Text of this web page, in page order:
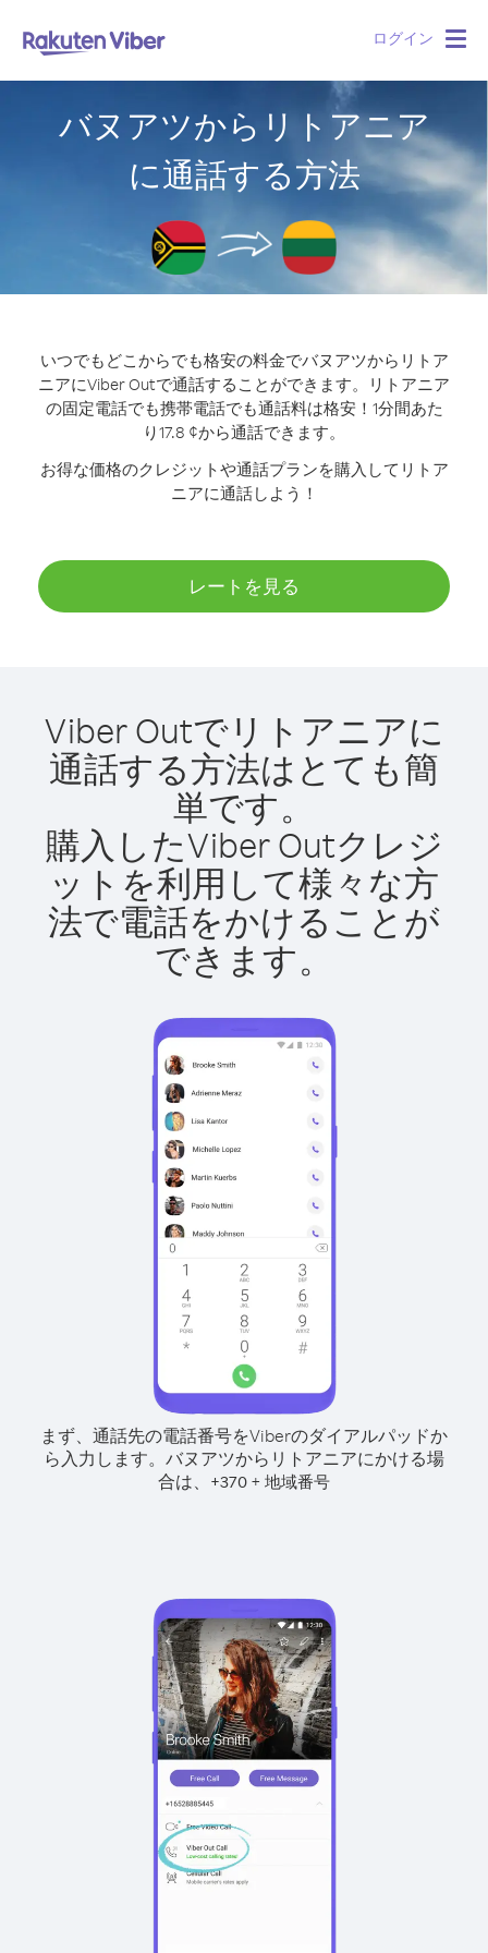
ログイン
バヌアツからリトアニア
に通話する方法
いつでもどこからでも格安の料金でバヌアツからリトア
ニアにViber Outで通話することができます。
リトアニア
の固定電話でも携帯電話でも通話料は格安！1分間あた
り17.8 ¢から通話できます。
お得な価格のクレジットや通話プランを購入してリトア
ニアに通話しよう！
レートを見る
Viber Outでリトアニアに
通話する方法はとても簡
単です。
購入したViber Outクレジ
ットを利用して様々な方
法で電話をかけることが
できます。
まず、通話先の電話番号をViberのダイアルパッドか
ら入力します。 バヌアツからリトアニアにかける場
合は、 +370 + 地域番号